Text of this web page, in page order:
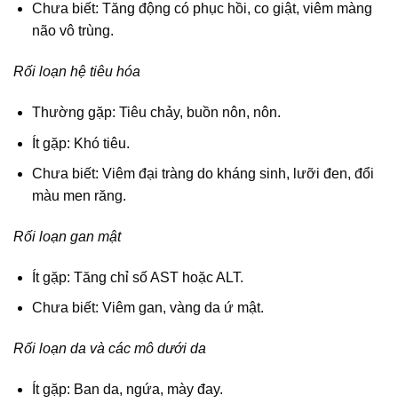
Chưa biết: Tăng động có phục hồi, co giật, viêm màng
não vô trùng.
Rối loạn hệ tiêu hóa
Thường gặp: Tiêu chảy, buồn nôn, nôn.
Ít gặp: Khó tiêu.
Chưa biết: Viêm đại tràng do kháng sinh, lưỡi đen, đổi
màu men răng.
Rối loạn gan mật
Ít gặp: Tăng chỉ số AST hoặc ALT.
Chưa biết: Viêm gan, vàng da ứ mật.
Rối loạn da và các mô dưới da
Ít gặp: Ban da, ngứa, mày đay.